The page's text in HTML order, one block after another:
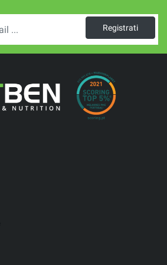
Registrati